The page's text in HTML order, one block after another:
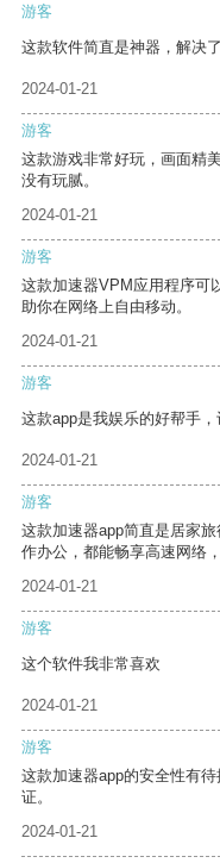
游客
这款软件简直是神器，解决
2024-01-21
游客
这款游戏非常好玩，画面精
没有玩腻。
2024-01-21
游客
这款加速器VPM应用程序可
助你在网络上自由移动。
2024-01-21
游客
这款app是我娱乐的好帮手
2024-01-21
游客
这款加速器app简直是居家
作办公，都能畅享高速网络
2024-01-21
游客
这个软件我非常喜欢
2024-01-21
游客
这款加速器app的安全性有
证。
2024-01-21